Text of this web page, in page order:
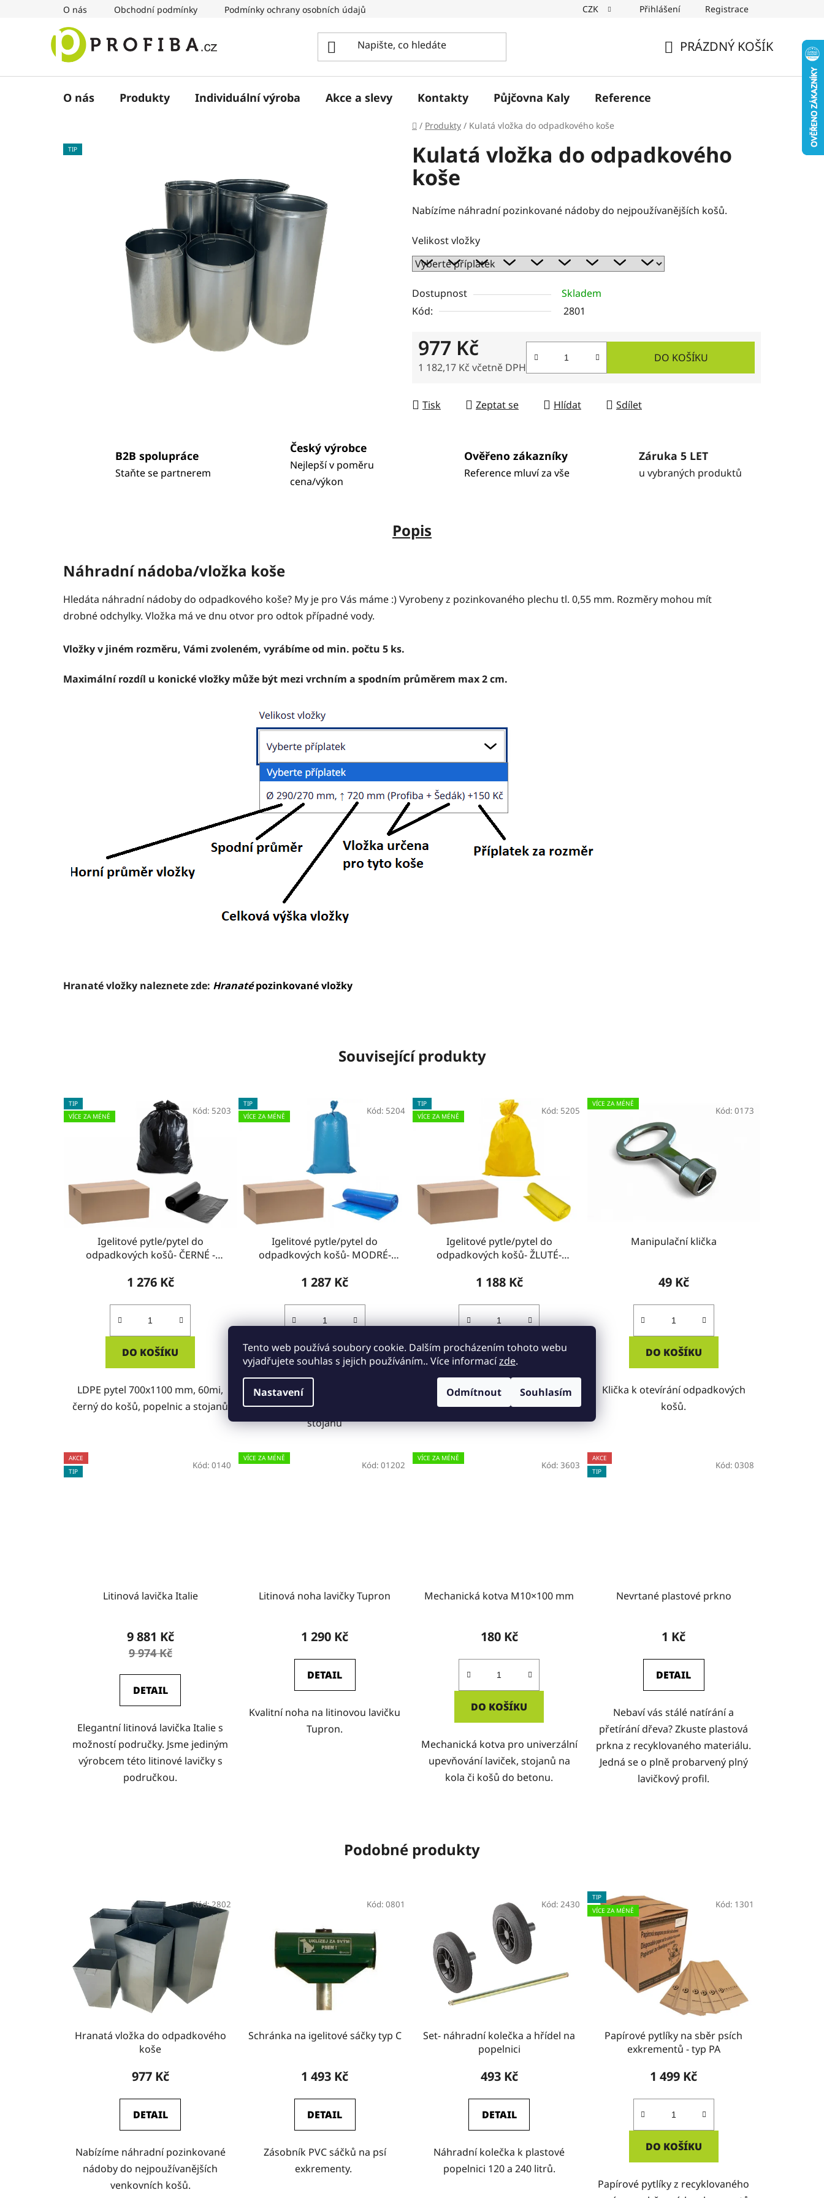
Tento web používá soubory cookie. Dalším procházením tohoto webu
vyjadřujete souhlas s jejich používáním.. Více informacízde.
Nastavení Odmítnout Souhlasím
O nás Obchodní podmínky Podmínky ochrany osobních údajů CZK Přihlášení Registrace
PRÁZDNÝ KOŠÍK
O nás Produkty Individuální výroba Akce a slevy Kontakty Půjčovna Kaly Reference
Domů
/ Produkty / Kulatá vložka do odpadkového koše
Kulatá vložka do odpadkového
koše
Nabízíme náhradní pozinkované nádoby do nejpoužívanějších košů.
Velikost vložky
Dostupnost
Skladem
Kód:
2801
977 Kč
1 182,17 Kč včetně DPH
DO KOŠÍKU
Tisk Zeptat se Hlídat Sdílet
TIP
B2B spolupráce
Staňte se partnerem
Český výrobce
Nejlepší v poměru
cena/výkon
Ověřeno zákazníky
Reference mluví za vše
Záruka 5 LET
u vybraných produktů
Popis
Náhradní nádoba/vložka koše
Hledáta náhradní nádoby do odpadkového koše? My je pro Vás máme :) Vyrobeny z pozinkovaného plechu tl. 0,55 mm. Rozměry mohou mít
drobné odchylky. Vložka má ve dnu otvor pro odtok případné vody.
Vložky v jiném rozměru, Vámi zvoleném, vyrábíme od min. počtu 5 ks.
Maximální rozdíl u konické vložky může být mezi vrchním a spodním průměrem max 2 cm.
Hranaté vložky naleznete zde: Hranatépozinkované vložky
Související produkty
TIP
VÍCE ZA MÉNĚ
Igelitové pytle/pytel do
odpadkových košů- ČERNÉ -
1 276 Kč
DO KOŠÍKU
LDPE pytel 700x1100 mm, 60mi,
černý do košů, popelnic a stojanů
Kód: 5203
TIP
VÍCE ZA MÉNĚ
Igelitové pytle/pytel do
odpadkových košů- MODRÉ-
1 287 Kč
DO KOŠÍKU
LDPE pytel 700x1100 mm, 50mi,
modré do košů, popelnic a
stojanů
Kód: 5204
TIP
VÍCE ZA MÉNĚ
Igelitové pytle/pytel do
odpadkových košů- ŽLUTÉ-
1 188 Kč
DO KOŠÍKU
LDPE pytel 700x1100 mm, 40mi,
žluté do košů, popelnic a stojanů
Kód: 5205
VÍCE ZA MÉNĚ
Manipulační klička
49 Kč
DO KOŠÍKU
Klička k otevírání odpadkových
košů.
Kód: 0173
AKCE
TIP
Litinová lavička Italie
9 881 Kč
9 974 Kč
DETAIL
Elegantní litinová lavička Italie s
možností područky. Jsme jediným
výrobcem této litinové lavičky s
područkou.
Kód: 0140
VÍCE ZA MÉNĚ
Litinová noha lavičky Tupron
1 290 Kč
DETAIL
Kvalitní noha na litinovou lavičku
Tupron.
Kód: 01202
VÍCE ZA MÉNĚ
Mechanická kotva M10×100 mm
180 Kč
DO KOŠÍKU
Mechanická kotva pro univerzální
upevňování laviček, stojanů na
kola či košů do betonu.
Kód: 3603
AKCE
TIP
Nevrtané plastové prkno
1 Kč
DETAIL
Nebaví vás stálé natírání a
přetírání dřeva? Zkuste plastová
prkna z recyklovaného materiálu.
Jedná se o plně probarvený plný
lavičkový profil.
Kód: 0308
Podobné produkty
Hranatá vložka do odpadkového
koše
977 Kč
DETAIL
Nabízíme náhradní pozinkované
nádoby do nejpoužívanějších
venkovních košů.
Kód:2802
Schránka na igelitové sáčky typ C
1 493 Kč
DETAIL
Zásobník PVC sáčků na psí
exkrementy.
Kód: 0801
Set- náhradní kolečka a hřídel na
popelnici
493 Kč
DETAIL
Náhradní kolečka k plastové
popelnici 120 a 240 litrů.
Kód: 2430
TIP
VÍCE ZA MÉNĚ
Papírové pytlíky na sběr psích
exkrementů - typ PA
1 499 Kč
DO KOŠÍKU
Papírové pytlíky z recyklovaného
Kód: 1301